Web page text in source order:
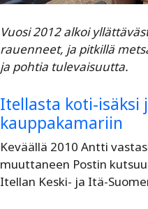
Vuosi 2012 alkoi
rauenneet, ja pitkillä
ja pohtia tulevaisuutta.
Itellasta koti-isäksi
kauppakamariin
Keväällä 2010 Antti
muuttaneen Postin
Itellan Keski- ja Itä-